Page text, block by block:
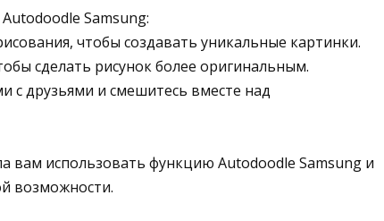
Samsung:
чтобы создавать уникальные картинки.
сделать рисунок более оригинальным.
с друзьями и смешитесь вместе над
вам использовать функцию Autodoodle Samsung и
возможности.